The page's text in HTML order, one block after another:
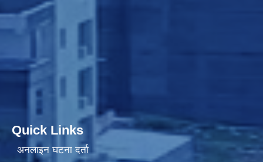
Quick Links
अनलाइन घटना दर्ता